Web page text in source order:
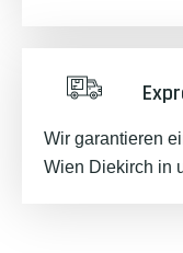
Wir garantieren
Wien Diekirch in